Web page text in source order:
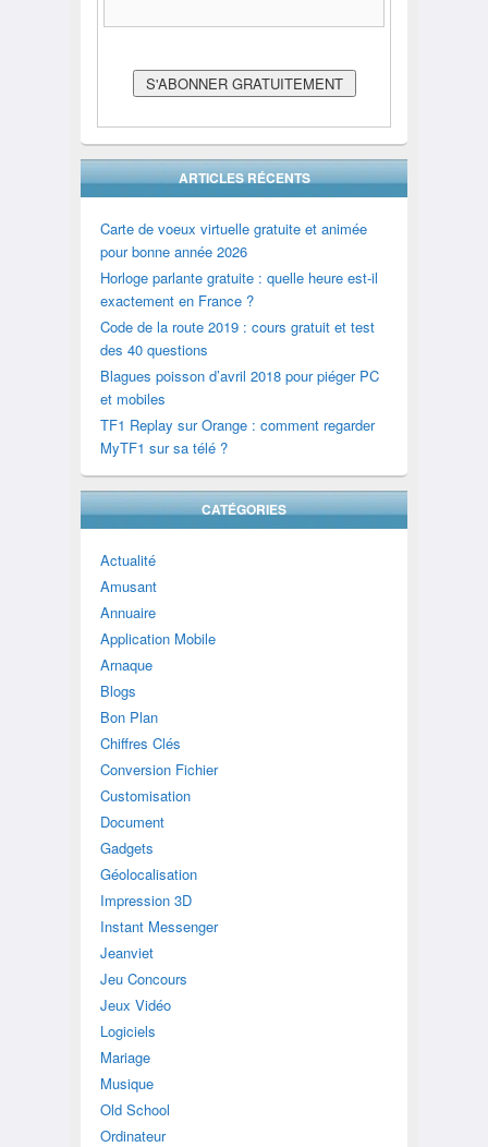
ARTICLES RÉCENTS
Carte de voeux virtuelle gratuite et animée
pour bonne année 2026
Horloge parlante gratuite : quelle heure est-il
exactement en France ?
Code de la route 2019 : cours gratuit et test
des 40 questions
Blagues poisson d’avril 2018 pour piéger PC
et mobiles
TF1 Replay sur Orange : comment regarder
MyTF1 sur sa télé ?
CATÉGORIES
Actualité
Amusant
Annuaire
Application Mobile
Arnaque
Blogs
Bon Plan
Chiffres Clés
Conversion Fichier
Customisation
Document
Gadgets
Géolocalisation
Impression 3D
Instant Messenger
Jeanviet
Jeu Concours
Jeux Vidéo
Logiciels
Mariage
Musique
Old School
Ordinateur